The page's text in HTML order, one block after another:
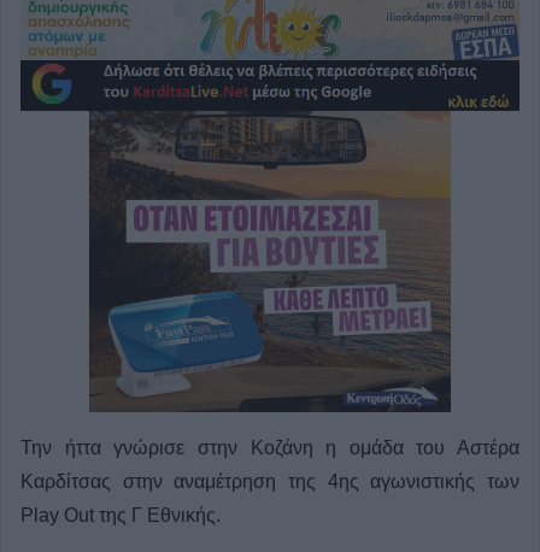
Την ήττα γνώρισε στην Κοζάνη η ομάδα του Αστέρα
Καρδίτσας στην αναμέτρηση της 4ης αγωνιστικής των
Play Out της Γ Εθνικής.